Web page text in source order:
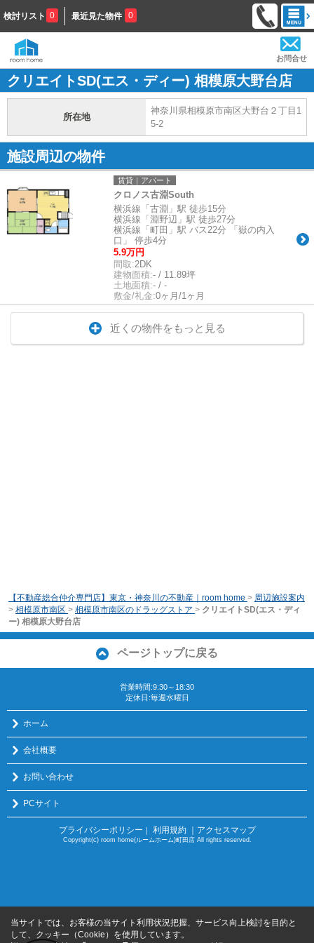
検討リスト 0 最近見た物件 0
お問合せ
クリエイトSD(エス・ディー) 相模原大野台店
所在地
神奈川県相模原市南区大野台２丁目1
5-2
施設周辺の物件
賃貸｜アパート
クロノス古淵South
横浜線「古淵」駅 徒歩15分
横浜線「淵野辺」駅 徒歩27分
横浜線「町田」駅 バス22分 「嶽の内入
口」 停歩4分
5.9万円
間取:2DK
建物面積:- / 11.89坪
土地面積:- / -
敷金/礼金:0ヶ月/1ヶ月
近くの物件をもっと見る
【不動産総合仲介専門店】東京・神奈川の不動産｜room home > 周辺施設案内
> 相模原市南区 > 相模原市南区のドラッグストア > クリエイトSD(エス・ディ
ー) 相模原大野台店
ページトップに戻る
営業時間:9:30～18:30
定休日:毎週水曜日
ホーム
会社概要
お問い合わせ
PCサイト
プライバシーポリシー ｜ 利用規約 ｜アクセスマップ
Copyright(c) room home(ルームホーム)町田店 All rights reserved.
当サイトでは、お客様の当サイト利用状況把握、サービス向上検討を目的と
して、クッキー（Cookie）を使用しています。